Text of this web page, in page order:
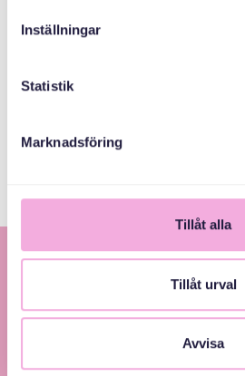
Inställningar
Statistik
Marknadsföring
Tillåt alla
Tillåt urval
Avvisa